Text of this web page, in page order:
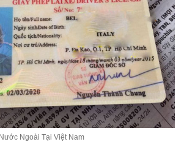
Ngoài Tại Việt Nam